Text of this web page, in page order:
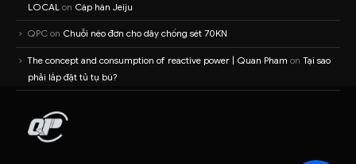
LOCAL on Cáp hàn Jeiju
QPC on Chuỗi néo đơn cho dây chống sét 70KN
The concept and consumption of reactive power | Quan Pham on Tại sao
phải lắp đặt tủ tụ bù?